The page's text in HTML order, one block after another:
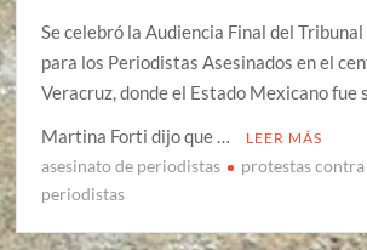
Se celebró la Audiencia Final del Tribunal
para los Periodistas Asesinados en el
Veracruz, donde el Estado Mexicano fue
Martina Forti dijo que …
LEER MÁS
asesinato de periodistas
protestas contra
periodistas